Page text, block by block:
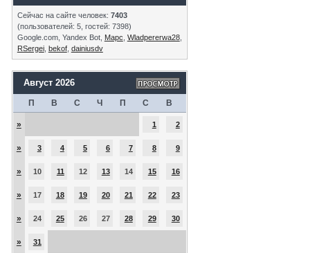
Сейчас на сайте человек: 7403
(пользователей: 5, гостей: 7398)
Google.com, Yandex Bot, Марс Wladpererwa28,
RSergei, bekof, dainiusdv
Август 2026
П В С Ч П С В
» 1 2
» 3 4 5 6 7 8 9
» 10 11 12 13 14 15 16
» 17 18 19 20 21 22 23
» 24 25 26 27 28 29 30
» 31